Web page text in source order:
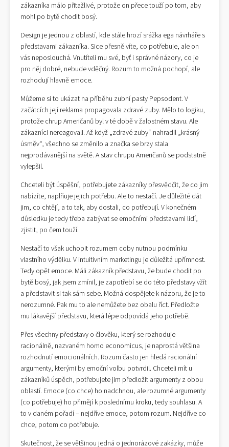
zákazníka málo přitažlivé, protože on přece touží po tom, aby
mohl po bytě chodit bosý.
Design je jednou z oblastí, kde stále hrozí srážka ega návrháře s
představami zákazníka. Sice přesně víte, co potřebuje, ale on
vás neposlouchá. Vnutíteli mu své, byť i správné názory, co je
pro něj dobré, nebude vděčný. Rozum to možná pochopí, ale
rozhodují hlavně emoce.
Můžeme si to ukázat na příběhu zubní pasty Pepsodent. V
začátcích její reklama propagovala zdravé zuby. Mělo to logiku,
protože chrup Američanů byl v té době v žalostném stavu. Ale
zákazníci nereagovali. Až když „zdravé zuby“ nahradil „krásný
úsměv“, všechno se změnilo a značka se brzy stala
nejprodávanější na světě. A stav chrupu Američanů se podstatně
vylepšil.
Chceteli být úspěšní, potřebujete zákazníky přesvědčit, že co jim
nabízíte, naplňuje jejich potřebu. Ale to nestačí. Je důležité dát
jim, co chtějí, a to tak, aby dostali, co potřebují. V konečném
důsledku je tedy třeba zabývat se emočními představami lidí,
zjistit, po čem touží.
Nestačí to však uchopit rozumem coby nutnou podmínku
vlastního výdělku. V intuitivním marketingu je důležitá upřímnost.
Tedy opět emoce. Máli zákazník představu, že bude chodit po
bytě bosý, jak jsem zmínil, je zapotřebí se do této představy vžít
a představit si tak sám sebe. Možná dospějete k názoru, že je to
nerozumné. Pak mu to ale nemůžete bez obalu říct. Předložte
mu lákavější představu, která lépe odpovídá jeho potřebě.
Přes všechny představy o člověku, který se rozhoduje
racionálně, nazvaném homo economicus, je naprostá většina
rozhodnutí emocionálních. Rozum často jen hledá racionální
argumenty, kterými by emoční volbu potvrdil. Chceteli mít u
zákazníků úspěch, potřebujete jim předložit argumenty z obou
oblastí. Emoce (co chce) ho nadchnou, ale rozumné argumenty
(co potřebuje) ho přimějí k poslednímu kroku, tedy souhlasu. A
to v daném pořadí – nejdříve emoce, potom rozum. Nejdříve co
chce, potom co potřebuje.
Skutečnost, že se většinou jedná o jednorázové zakázky, může